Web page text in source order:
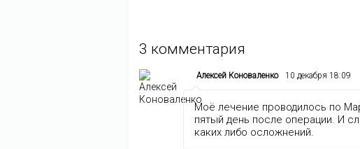
3 комментария
Алексей Коноваленко 10 декабря 18:09
Моё лечение проводилось по
пятый день после операции. И
каких либо осложнений.